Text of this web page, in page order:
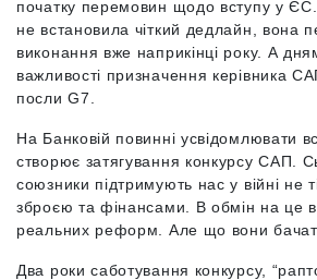
початку перемовин щодо вступу у ЄС.
не встановила чіткий дедлайн, вона
виконання вже наприкінці року. А
важливості призначення керівника
посли G7.
На Банковій повинні усвідомлювати
створює затягування конкурсу САП.
союзники підтримують нас у війні не
зброєю та фінансами. В обмін на це
реальних реформ. Але що вони
Два роки саботування конкурсу,